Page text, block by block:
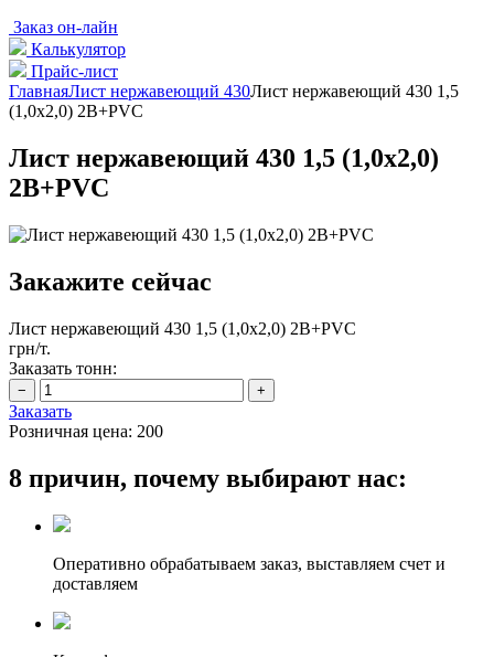
Заказ он-лайн
Калькулятор
Прайс-лист
ГлавнаяЛист нержавеющий 430Лист нержавеющий 430 1,5
(1,0х2,0) 2B+PVC
Лист нержавеющий 430 1,5 (1,0х2,0)
2B+PVC
Закажите сейчас
Лист нержавеющий 430 1,5 (1,0х2,0) 2B+PVC
грн/т.
Заказать тонн:
Заказать
Розничная цена: 200
8 причин, почему выбирают нас:
Оперативно обрабатываем заказ, выставляем счет и
доставляем